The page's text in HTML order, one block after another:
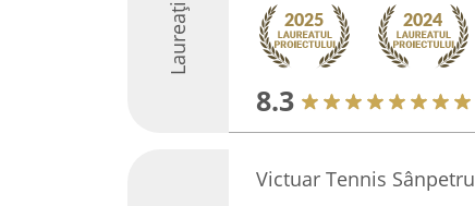
Laureați
8.3
Victuar Tennis Sânpetru